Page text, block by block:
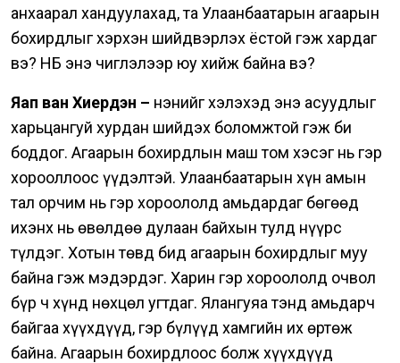
анхаарал хандуулахад, та Улаанбаатарын агаарын
бохирдлыг хэрхэн шийдвэрлэх ёстой гэж хардаг
вэ? НҮБ энэ чиглэлээр юу хийж байна вэ?
Яап ван Хиердэн – Үнэнийг хэлэхэд энэ асуудлыг
харьцангуй хурдан шийдэх боломжтой гэж би
боддог. Агаарын бохирдлын маш том хэсэг нь гэр
хорооллоос үүдэлтэй. Улаанбаатарын хүн амын
тал орчим нь гэр хороололд амьдардаг бөгөөд
ихэнх нь өвөлдөө дулаан байхын тулд нүүрс
түлдэг. Хотын төвд бид агаарын бохирдлыг муу
байна гэж мэдэрдэг. Харин гэр хороололд очвол
бүр ч хүнд нөхцөл угтдаг. Ялангуяа тэнд амьдарч
байгаа хүүхдүүд, гэр бүлүүд хамгийн их өртөж
байна. Агаарын бохирдлоос болж хүүхдүүд